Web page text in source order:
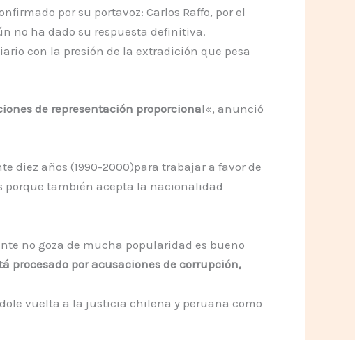
por su portavoz: Carlos Raffo, por el
no ha dado su respuesta definitiva.
con la presión de la extradición que pesa
de representación proporcional«, anunció
diez años (1990-2000)para trabajar a favor de
porque también acepta la nacionalidad
no goza de mucha popularidad es bueno
procesado por acusaciones de corrupción,
vuelta a la justicia chilena y peruana como